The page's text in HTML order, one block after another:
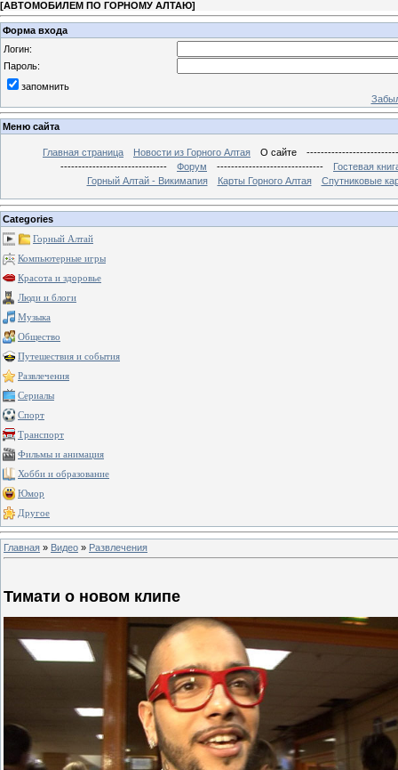
[АВТОМОБИЛЕМ ПО ГОРНОМУ АЛТАЮ]
Форма входа
Логин:
Пароль:
запомнить
Меню сайта
Главная страница Новости из Горного Алтая О сайте
------------------------------
Форум ------------------------------
Гостевая
Горный Алтай - Викимапия
Карты Горного Алтая Спутниковые
Categories
Горный Алтай
Компьютерные игры
Красота и здоровье
Люди и блоги
Музыка
Общество
Путешествия и события
Развлечения
Сериалы
Спорт
Транспорт
Фильмы и анимация
Хобби и образование
Юмор
Другое
Главная » Видео » Развлечения
Тимати о новом клипе